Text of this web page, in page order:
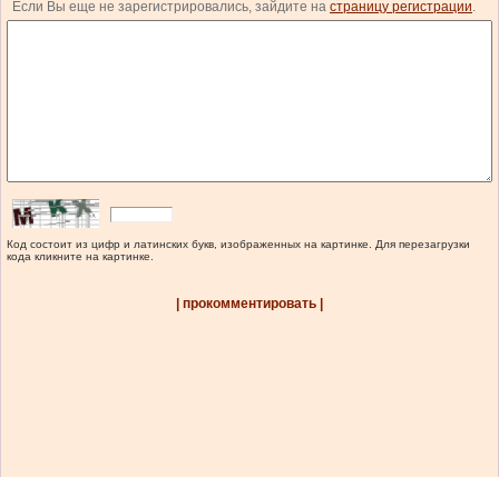
Если Вы еще не зарегистрировались, зайдите на страницу регистрации.
Код состоит из цифр и латинских букв, изображенных на картинке. Для перезагрузки
кода кликните на картинке.
| прокомментировать |